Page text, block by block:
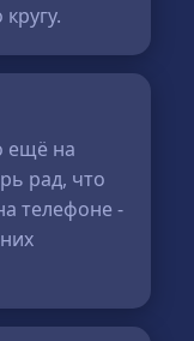
ещё на
рад, что
телефоне -